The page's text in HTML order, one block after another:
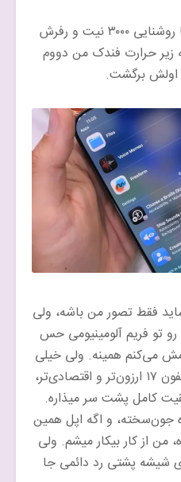
این پنل ۶.۳ اینچی OLED با روشنایی ۳۰۰۰ نیت و رفرش
حدود ۳۰ ثانیه زیر حرارت فندک من دووم
اولش برگشت.
فقط تصور من باشه، ولی
تو فریم آلومینیومی حس
می‌کنم همینه. ولی خیلی
زود مشخص میشه که این آیفون ۱۷ ارزون‌تر و اقتصادی‌تر،
کامل پشت سر میذاره.
جون‌سخته، و اگه اپل همین
من از کار بیکار میشم. ولی
شیشه پشتی رد دائمی جا